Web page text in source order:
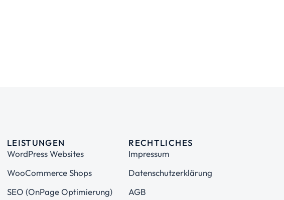
LEISTUNGEN
WordPress Websites
WooCommerce Shops
SEO (OnPage Optimierung)
RECHTLICHES
Impressum
Datenschutzerklärung
AGB